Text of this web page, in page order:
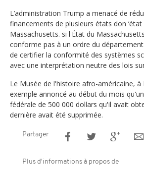
L’administration Trump a menacé de
financements de plusieurs états don ‘état
Massachusetts. si l'État du
conforme pas à un ordre du
de certifier la conformité des systèmes
avec une interprétation neutre des lois
Le Musée de l'histoire afro-américaine,
exemple annoncé au début du mois
fédérale de 500 000 dollars qu'il avait
dernière avait été supprimée.
Partager
Plus d'informations à propos de